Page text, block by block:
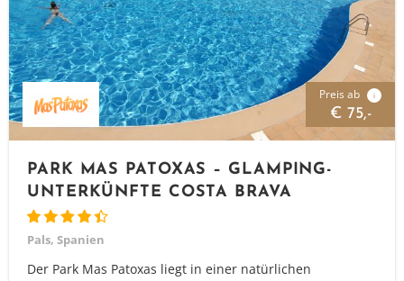
Preis ab i
€ 75,-
PARK MAS PATOXAS – GLAMPING-
UNTERKÜNFTE COSTA BRAVA
Pals, Spanien
Der Park Mas Patoxas liegt in einer natürlichen